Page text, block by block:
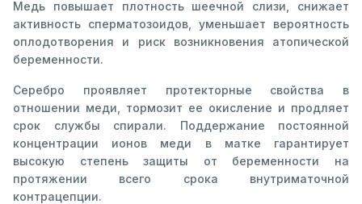
Медь повышает плотность шеечной слизи, снижает
активность сперматозоидов, уменьшает вероятность
оплодотворения и риск возникновения атопической
беременности.
Серебро проявляет протекторные свойства в
отношении меди, тормозит ее окисление и продляет
срок службы спирали. Поддержание постоянной
концентрации ионов меди в матке гарантирует
высокую степень защиты от беременности на
протяжении всего срока внутриматочной
контрацепции.